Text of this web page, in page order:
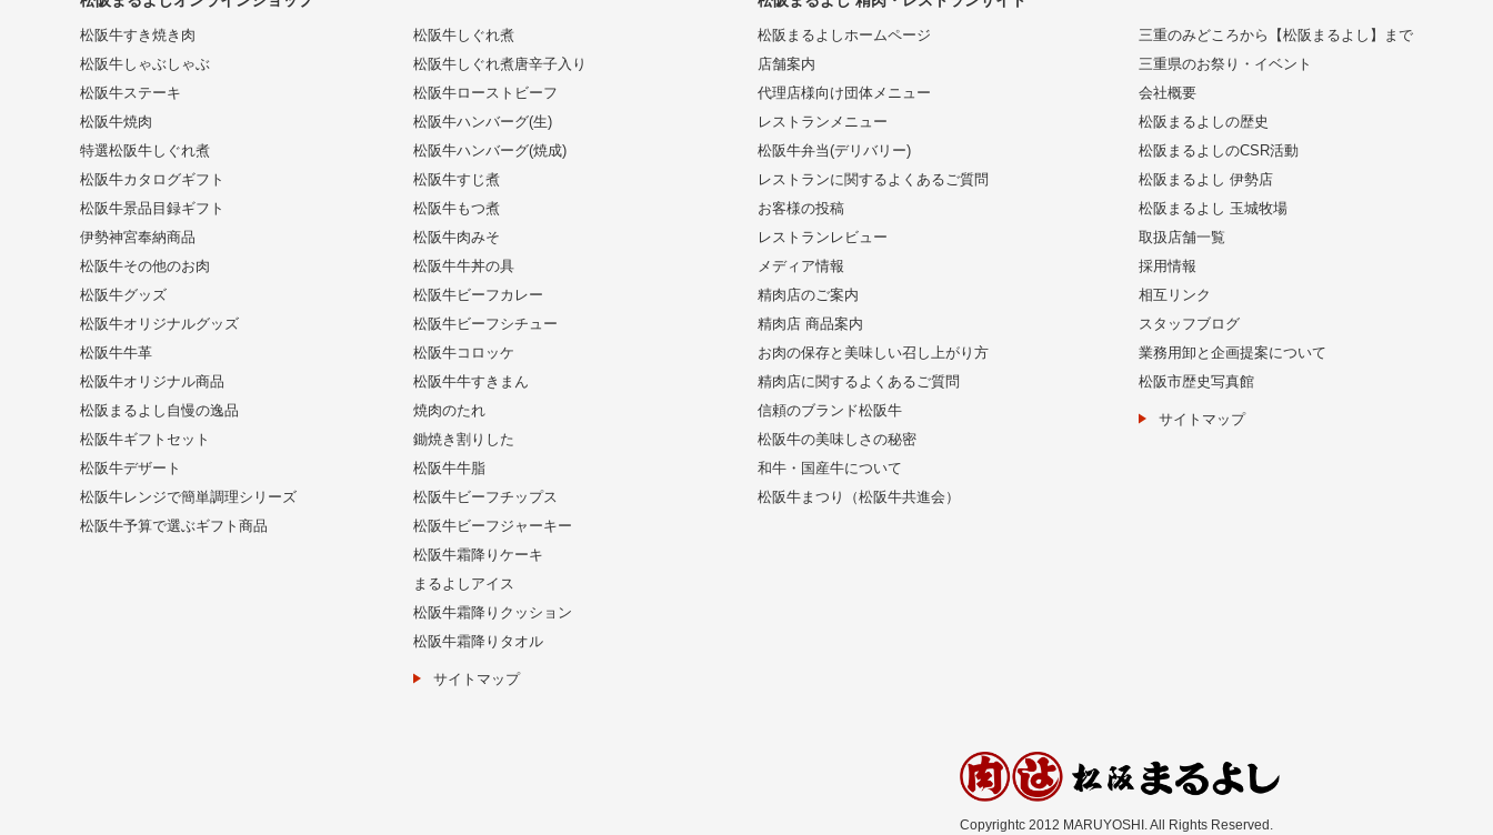
松阪牛すき焼き肉
松阪牛しゃぶしゃぶ
松阪牛ステーキ
松阪牛焼肉
特選松阪牛しぐれ煮
松阪牛カタログギフト
松阪牛景品目録ギフト
伊勢神宮奉納商品
松阪牛その他のお肉
松阪牛グッズ
松阪牛オリジナルグッズ
松阪牛牛革
松阪牛オリジナル商品
松阪まるよし自慢の逸品
松阪牛ギフトセット
松阪牛デザート
松阪牛レンジで簡単調理シリーズ
松阪牛予算で選ぶギフト商品
松阪牛しぐれ煮
松阪牛しぐれ煮唐辛子入り
松阪牛ローストビーフ
松阪牛ハンバーグ(生)
松阪牛ハンバーグ(焼成)
松阪牛すじ煮
松阪牛もつ煮
松阪牛肉みそ
松阪牛牛丼の具
松阪牛ビーフカレー
松阪牛ビーフシチュー
松阪牛コロッケ
松阪牛牛すきまん
焼肉のたれ
鋤焼き割りした
松阪牛牛脂
松阪牛ビーフチップス
松阪牛ビーフジャーキー
松阪牛霜降りケーキ
まるよしアイス
松阪牛霜降りクッション
松阪牛霜降りタオル
サイトマップ
松阪まるよしホームページ
店舗案内
代理店様向け団体メニュー
レストランメニュー
松阪牛弁当(デリバリー)
レストランに関するよくあるご質問
お客様の投稿
レストランレビュー
メディア情報
精肉店のご案内
精肉店 商品案内
お肉の保存と美味しい召し上がり方
精肉店に関するよくあるご質問
信頼のブランド松阪牛
松阪牛の美味しさの秘密
和牛・国産牛について
松阪牛まつり（松阪牛共進会）
三重のみどころから【松阪まるよし】まで
三重県のお祭り・イベント
会社概要
松阪まるよしの歴史
松阪まるよしのCSR活動
松阪まるよし 伊勢店
松阪まるよし 玉城牧場
取扱店舗一覧
採用情報
相互リンク
スタッフブログ
業務用卸と企画提案について
松阪市歴史写真館
サイトマップ
Copyrightc 2012 MARUYOSHI. All Rights Reserved.